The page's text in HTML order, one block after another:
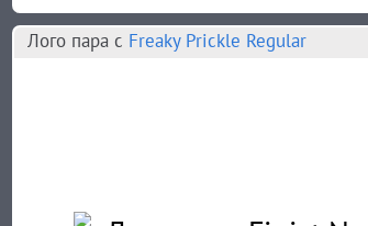
Лого пара c Freaky Prickle Regular